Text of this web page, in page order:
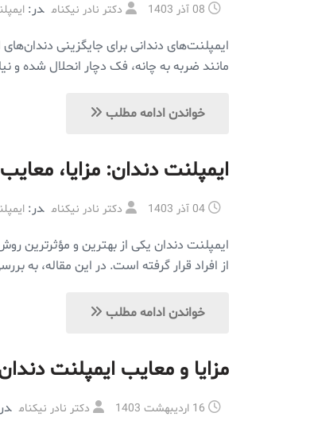
08 آذر 1403 دکتر نادر نیکنام در:
ایمپلنت‌های دندانی برای جایگزینی
مانند ضربه به چانه، فک دچار انحلال شده و
خواندن ادامه مطلب
ایمپلنت دندان: مزایا، معایب
04 آذر 1403 دکتر نادر نیکنام در:
ایمپلنت دندان یکی از بهترین و مؤثرترین
از افراد قرار گرفته است. در این مقاله، به بررسی جامع مزایا، معایب
خواندن ادامه مطلب
مزایا و معایب ایمپلنت
16 اردیبهشت 1403 دکتر نادر نیکنام